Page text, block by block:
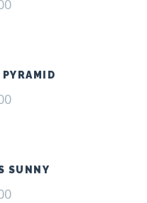
SUNNY